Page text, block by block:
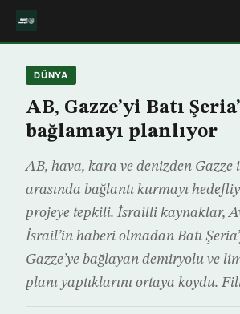
DÜNYA
AB, Gazze’yi Batı
bağlamayı planlıyor
AB, hava, kara ve denizden Gazze
arasında bağlantı kurmayı
projeye tepkili. İsrailli kaynaklar,
İsrail’in haberi olmadan Batı
Gazze’ye bağlayan demiryolu ve
planı yaptıklarını ortaya koydu.